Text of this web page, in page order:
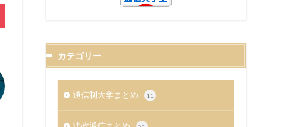
カテゴリー
通信制大学まとめ 11